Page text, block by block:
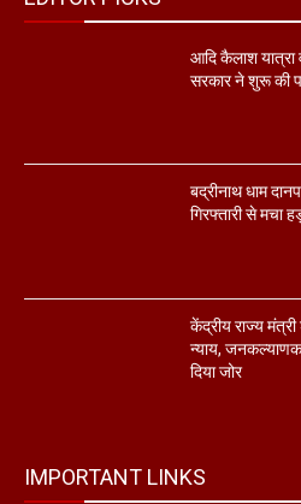
आदि कैलाश यात्रा
सरकार ने शुरू की
बद्रीनाथ धाम
गिरफ्तारी से मचा
केंद्रीय राज्य
न्याय,
दिया जोर
IMPORTANT LINKS